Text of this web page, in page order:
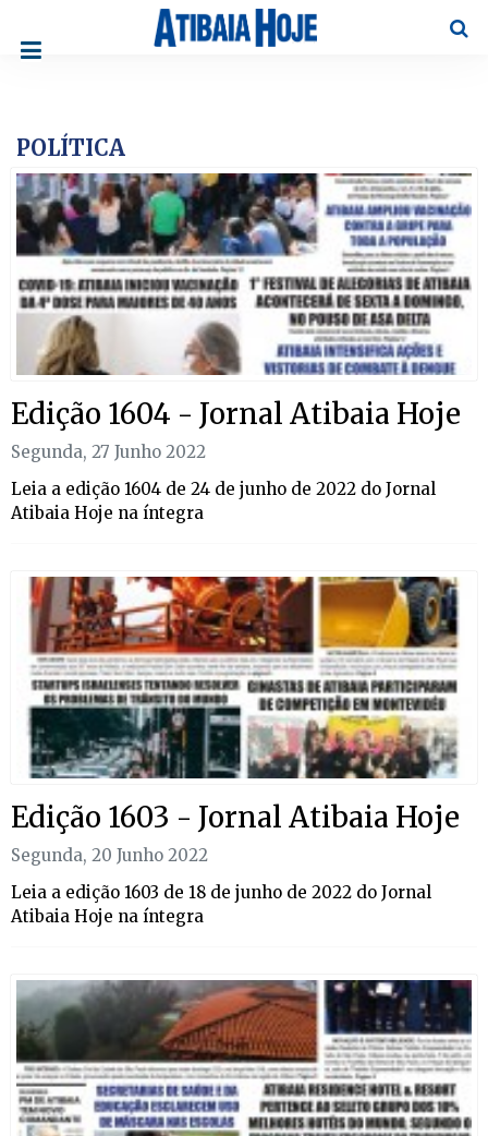
POLÍTICA
Edição 1604 - Jornal Atibaia Hoje
Segunda, 27 Junho 2022
Leia a edição 1604 de 24 de junho de 2022 do Jornal
Atibaia Hoje na íntegra
Edição 1603 - Jornal Atibaia Hoje
Segunda, 20 Junho 2022
Leia a edição 1603 de 18 de junho de 2022 do Jornal
Atibaia Hoje na íntegra